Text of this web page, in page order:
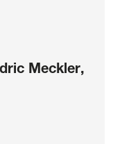
Meckler,